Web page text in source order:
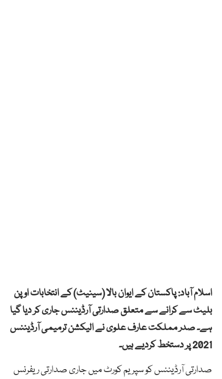
اسلام آباد: پاکستان کے ایوان بالا (سینیٹ) کے انتخابات اوپن
بلیٹ سے کرانے سے متعلق صدارتی آرڈیننس جاری کر دیا گیا
ہے۔ صدر مملکت عارف علوی نے الیکشن ترمیمی آرڈیننس
2021 پر دستخط کردیے ہیں۔
صدارتی آرڈیننس کو سپریم کورٹ میں جاری صدارتی ریفرنس